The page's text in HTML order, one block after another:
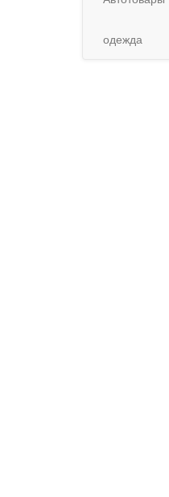
одежда